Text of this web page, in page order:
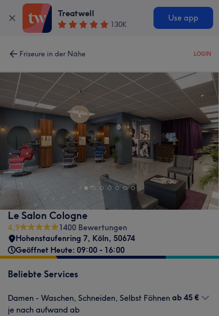
Treatwell
130K
Use app
Friseure in der Nähe LOGIN
Le Salon Cologne
4,9
1400 Bewertungen
Hohenstaufenring 7, Köln, 50674
Geöffnet Heute: 09:00 - 16:00
Beliebte Services
Damen - Waschen, Schneiden, Selbst Föhnen
je nach aufwand ab
ab 45 €